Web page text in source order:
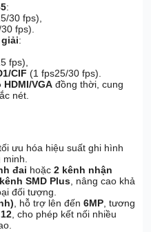
:
30 fps),
fps).
:
fps),
CIF (1 fps25/30 fps).
VGA đồng thời, cung
nét.
ưu hóa hiệu suất ghi hình
minh.
đai hoặc2 kênh nhận
SMD Plus, nâng cao khả
đối tượng.
, hỗ trợ lên đến6MP, tương
, cho phép kết nối nhiều